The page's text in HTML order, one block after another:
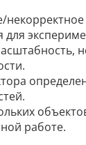
для
работе.